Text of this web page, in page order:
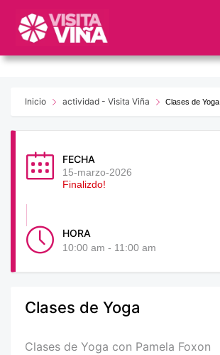
este
web
sistemaInicio actividad - Visita Viña Clases de Yoga
FECHA
15-marzo-2026
Finalizdo!
HORA
10:00 am - 11:00 am
Clases de Yoga
Clases de Yoga con Pamela Foxon